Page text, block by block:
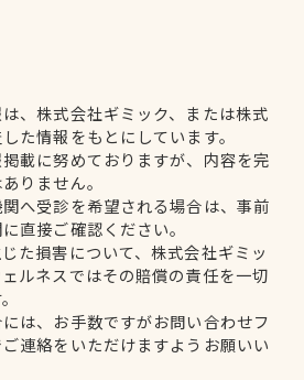
、株式会社ギミック、または株式
た情報をもとにしています。
載に努めておりますが、内容を完
りません。
へ受診を希望される場合は、事前
直接ご確認ください。
た損害について、株式会社ギミッ
ルネスではその賠償の責任を一切
は、お手数ですがお問い合わせフ
連絡をいただけますようお願いい